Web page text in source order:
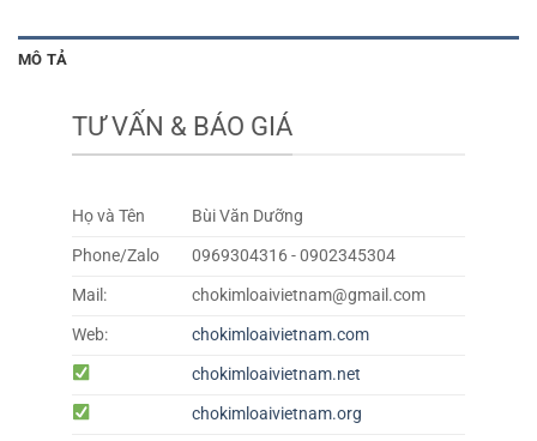
MÔ TẢ
TƯ VẤN & BÁO GIÁ
Họ và Tên
Bùi Văn Dưỡng
Phone/Zalo
0969304316 - 0902345304
Mail:
chokimloaivietnam@gmail.com
Web:
chokimloaivietnam.com
chokimloaivietnam.net
chokimloaivietnam.org